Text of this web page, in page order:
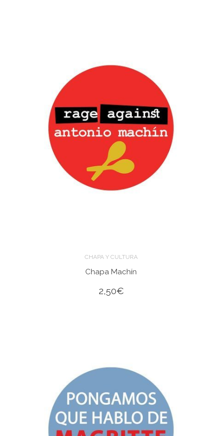
CHAPA Y CULTURA
Chapa Machín
2,50€